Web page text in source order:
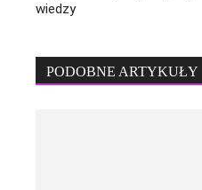
wiedzy
PODOBNE ARTYKUŁY